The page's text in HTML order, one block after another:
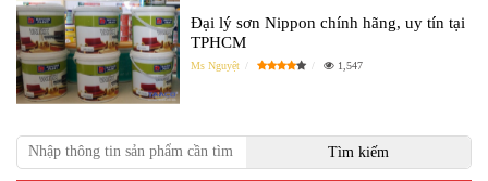
Đại lý sơn Nippon chính hãng, uy tín tại
TPHCM
Ms Nguyệt 1,547